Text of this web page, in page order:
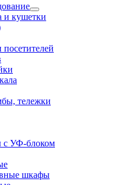
и кушетки
посетителей
тележки
УФ-блоком
шкафы